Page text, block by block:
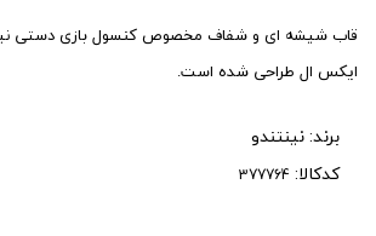
قاب شیشه ای و شفاف مخصوص کنسول بازی دستی
ایکس ال طراحی شده است.
برند:نینتندو
کدکالا: